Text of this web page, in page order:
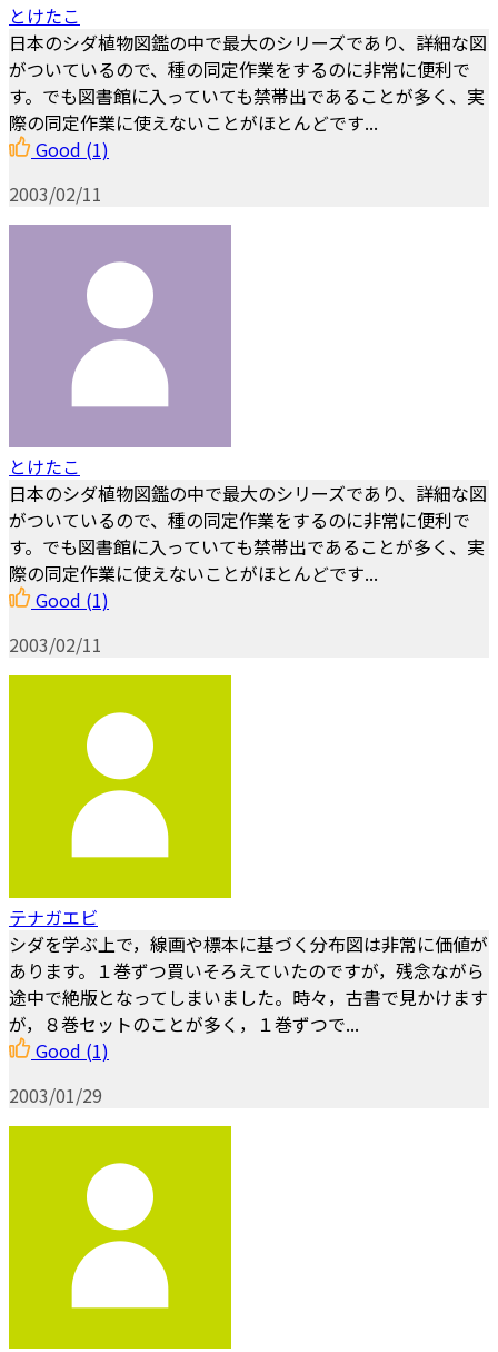
とけたこ
日本のシダ植物図鑑の中で最大のシリーズであり、詳細な図
がついているので、種の同定作業をするのに非常に便利で
す。でも図書館に入っていても禁帯出であることが多く、実
際の同定作業に使えないことがほとんどです...
Good (1)
2003/02/11
とけたこ
日本のシダ植物図鑑の中で最大のシリーズであり、詳細な図
がついているので、種の同定作業をするのに非常に便利で
す。でも図書館に入っていても禁帯出であることが多く、実
際の同定作業に使えないことがほとんどです...
Good (1)
2003/02/11
テナガエビ
シダを学ぶ上で，線画や標本に基づく分布図は非常に価値が
あります。１巻ずつ買いそろえていたのですが，残念ながら
途中で絶版となってしまいました。時々，古書で見かけます
が，８巻セットのことが多く，１巻ずつで...
Good (1)
2003/01/29